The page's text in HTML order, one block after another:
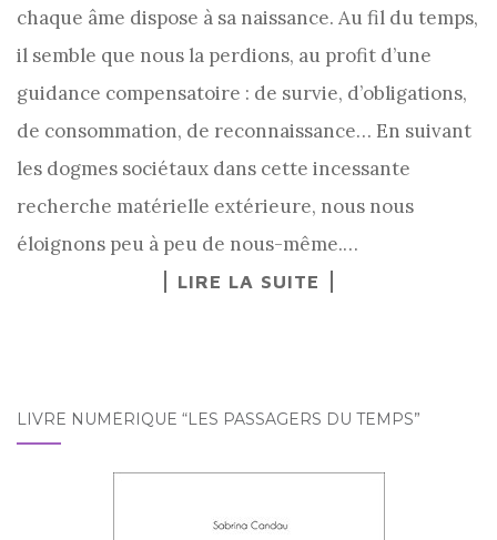
chaque âme dispose à sa naissance. Au fil du temps,
il semble que nous la perdions, au profit d’une
guidance compensatoire : de survie, d’obligations,
de consommation, de reconnaissance… En suivant
les dogmes sociétaux dans cette incessante
recherche matérielle extérieure, nous nous
éloignons peu à peu de nous-même.…
LIRE LA SUITE
LIVRE NUMÉRIQUE “LES PASSAGERS DU TEMPS”